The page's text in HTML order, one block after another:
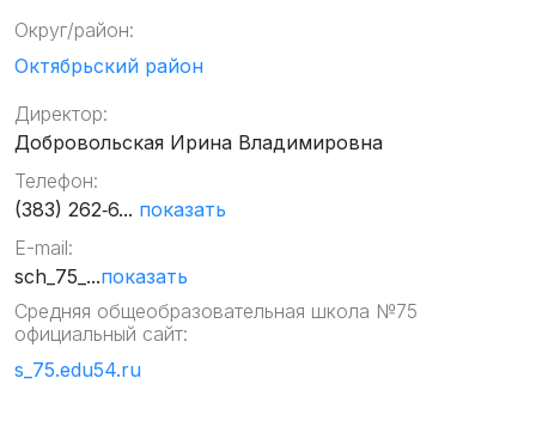
Округ/район:
Октябрьский район
Директор:
Добровольская Ирина Владимировна
Телефон:
(383) 262‑6... показать
E-mail:
sch_75_...показать
Средняя общеобразовательная школа №75
официальный сайт:
s_75.edu54.ru